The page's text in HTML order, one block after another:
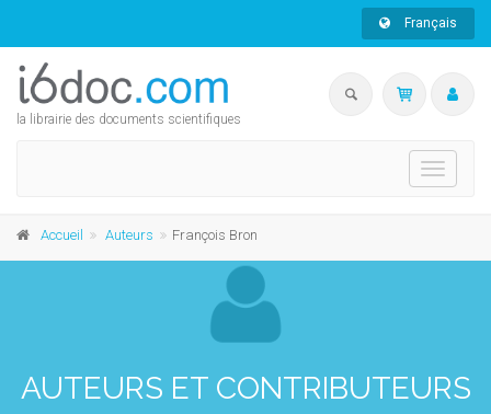
Français
la librairie des documents scientifiques
Toggle
Accueil Auteurs François Bron
AUTEURS ET CONTRIBUTEURS